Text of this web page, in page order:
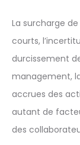
La surcharge
courts,
durcissement
management,
accrues des
autant de
des